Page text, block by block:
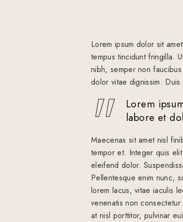
Lorem ipsum dolor sit
tempus tincidunt fringilla.
nibh, semper non
dolor vitae dignissim.
Lorem
labore et
Maecenas sit amet nisl
tempor et. Integer quis
eleifend dolor.
Pellentesque enim nunc,
lorem lacus, vitae iaculis
venenatis non
at nisl porttitor, pulvinar